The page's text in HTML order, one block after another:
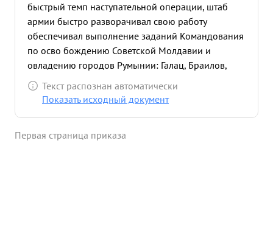
быстрый темп наступательной операции, штаб
армии быстро разворачивал свою работу
обеспечивал выполнение заданий Командования
по осво бождению Советской Молдавии и
овладению городов Румынии: Галац, Браилов,
Тульча и ряд других населенных пунктов. Генерал-
майор БИРМАН умело проводил в жизнь приказы
способствовало успешному разгрому живой силы
Текст распознан автоматически
Показать исходный документ
Первая страница приказа